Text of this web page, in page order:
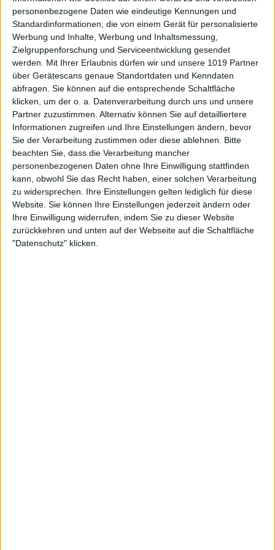
personenbezogene Daten wie eindeutige Kennungen und
Standardinformationen, die von einem Gerät für personalisierte
Werbung und Inhalte, Werbung und Inhaltsmessung,
Zielgruppenforschung und Serviceentwicklung gesendet
werden.
Mit Ihrer Erlaubnis dürfen wir und unsere 1019 Partner
über Gerätescans genaue Standortdaten und Kenndaten
abfragen. Sie können auf die entsprechende Schaltfläche
klicken, um der o. a. Datenverarbeitung durch uns und unsere
Partner zuzustimmen. Alternativ können Sie auf detailliertere
Informationen zugreifen und Ihre Einstellungen ändern, bevor
Sie der Verarbeitung zustimmen oder diese ablehnen.
Bitte
beachten Sie, dass die Verarbeitung mancher
personenbezogenen Daten ohne Ihre Einwilligung stattfinden
kann, obwohl Sie das Recht haben, einer solchen Verarbeitung
zu widersprechen. Ihre Einstellungen gelten lediglich für diese
Website. Sie können Ihre Einstellungen jederzeit ändern oder
Ihre Einwilligung widerrufen, indem Sie zu dieser Website
zurückkehren und unten auf der Webseite auf die Schaltfläche
"Datenschutz" klicken.